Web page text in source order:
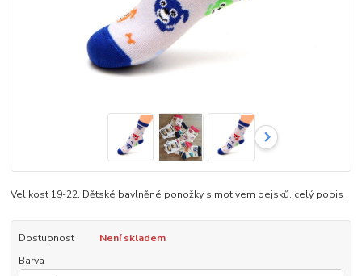
Velikost 19-22. Dětské bavlněné ponožky s motivem pejsků. celý popis
Dostupnost
Není skladem
Barva